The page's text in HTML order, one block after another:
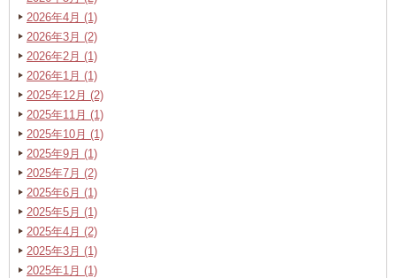
2026年4月 (1)
2026年3月 (2)
2026年2月 (1)
2026年1月 (1)
2025年12月 (2)
2025年11月 (1)
2025年10月 (1)
2025年9月 (1)
2025年7月 (2)
2025年6月 (1)
2025年5月 (1)
2025年4月 (2)
2025年3月 (1)
2025年1月 (1)